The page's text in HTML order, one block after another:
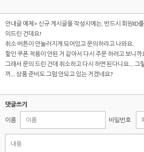
안내글 예제> 신규 게시글을 작성시에는, 반드시 회원ID
의드린 건데요!
취소 버튼이 안눌러지게 되어있고 문의하라고 나와요.
할인 쿠폰 적용이 안된 거 같아서 다시 주문 하려고 보니까
그래서 문의 드린 건데 취소하고 다시 하면 된다니요... 그
까... 상품 준비도 그럼 안되고 있는 거겠네요?
댓글쓰기
이름 비밀번호